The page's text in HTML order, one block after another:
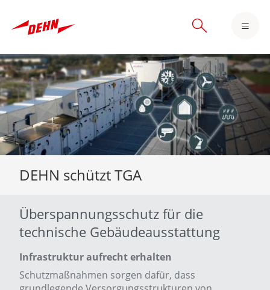
Skip
to
main
content
DEHN schützt TGA
Überspannungsschutz für die
technische Gebäudeausstattung
Infrastruktur aufrecht erhalten
Schutzmaßnahmen sorgen dafür, dass